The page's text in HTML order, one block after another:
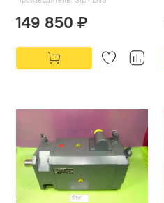
149 850 ₽